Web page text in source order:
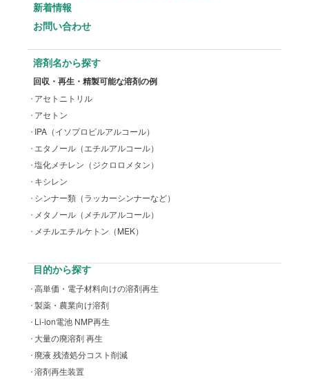
新着情報
お問い合わせ
溶剤名から探す
回収・再生・精製可能な溶剤の例
アセトニトリル
アセトン
IPA（イソプロピルアルコール）
エタノール（エチルアルコール）
塩化メチレン（ジクロロメタン）
キシレン
シンナー類（ラッカーシンナーなど）
メタノール（メチルアルコール）
メチルエチルケトン（MEK）
目的から探す
高単価・電子材料向けの溶剤再生
製薬・農業向け溶剤
Li-ion電池 NMP再生
大量の廃溶剤 再生
廃液 残渣処分コスト削減
溶剤再生装置